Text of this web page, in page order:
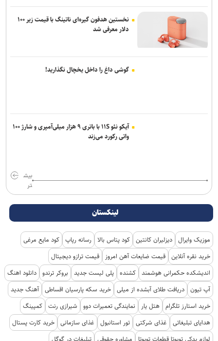
نخستین هدفون گیره‌ای ناتینگ با قیمت زیر ۱۰۰
دلار معرفی شد
گوشی داغ را داخل یخچال نگذارید!
آیکو نئو ۱۱S با باتری ۹ هزار میلی‌آمپری و شارژ ۱۰۰
واتی رکورد می‌زند
بیش
تر
لینکستان
موزیک وایرال دیزلیران کانتین کود پتاس بالا رسانه رپاپ کود مایع مرغی
خرید نقره آنلاین قیمت ضایعات آهن امروز
قیمت ترازو دیجیتال
اندیشکده حکمرانی هوشمند کشنده پلی لیست جدید بروکر ترندو دانلود اهنگ
آپ تیون دریافت طلای آبشده از میلی خرید سکه پارسیان اقساطی آهنگ جدید
خرید استارز تلگرام هتل یار نمایندگی تعمیرات دوو شیرازی رنت کمپینگ
هدایای تبلیغاتی
غذای شرکتی تور استانبول غذای سازمانی خرید کارت پستال
لوازم یدکی تویوتا قطعات تویوتا
مشاوره حقوقی تبلیغات در گوگل